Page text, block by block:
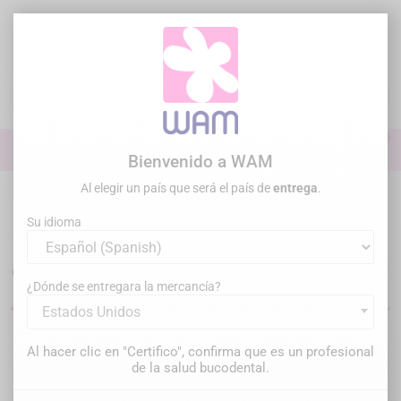
Selladores
Material de obturación canalar
en endodoncia
Filtrar
Bienvenido a WAM
Al elegir un país que será el país deentrega.
Su idioma
¿Dónde se entregara la mercancía?
Estados Unidos
Al hacer clic en "Certifico", confirma que es un profesional
de la salud bucodental.